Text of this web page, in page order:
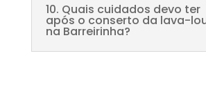
10. Quais cuidados devo ter
após o conserto da lava-
na Barreirinha?